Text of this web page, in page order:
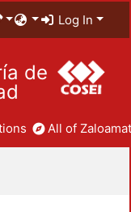
Log In
de
All of